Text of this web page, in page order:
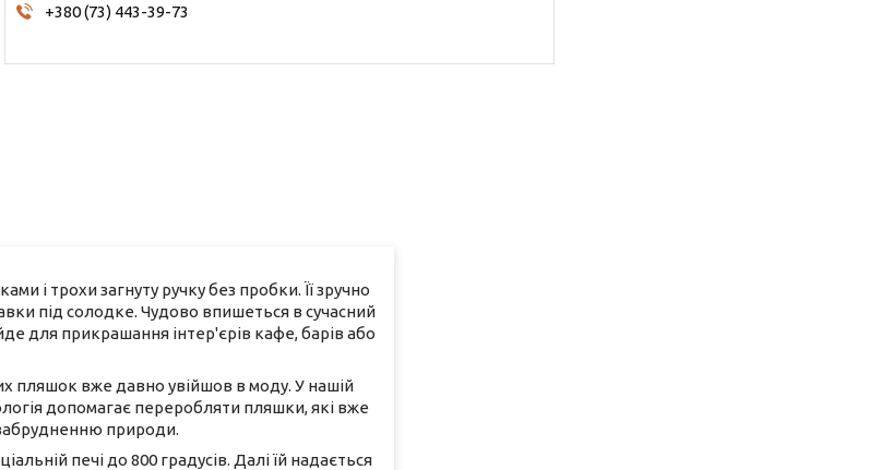
+380 (73) 443-39-73
і трохи загнуту ручку без пробки. Її зручно
під солодке. Чудово впишеться в сучасний
для прикрашання інтер'єрів кафе, барів або
пляшок вже давно увійшов в моду. У нашій
допомагає переробляти пляшки, які вже
забрудненню природи.
печі до 800 градусів. Далі їй надається